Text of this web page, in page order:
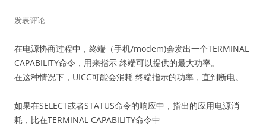
发表评论
在电源协商过程中，终端（手机/modem)会发出一个TERMINAL
CAPABILITY命令，用来指示 终端可以提供的最大功率。
在这种情况下，UICC可能会消耗 终端指示的功率，直到断电。
如果在SELECT或者STATUS命令的响应中，指出的应用电源消
耗，比在TERMINAL CAPABILITY命令中